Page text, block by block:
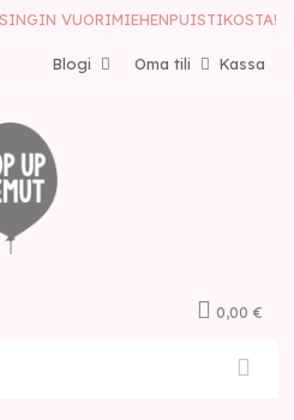
VUORIMIEHENPUISTIKOSTA!
Kassa
Oma tili
Blogi
0,00 €